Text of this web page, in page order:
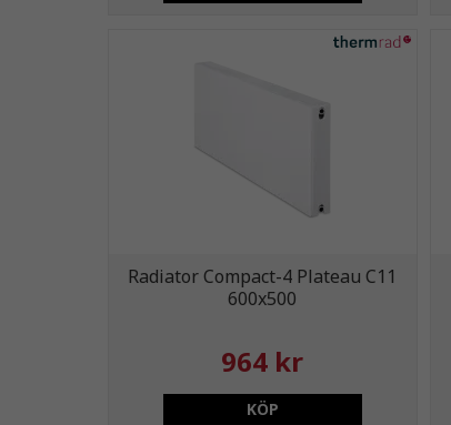
Radiator Compact-4 Plateau C11
600x500
964 kr
KÖP